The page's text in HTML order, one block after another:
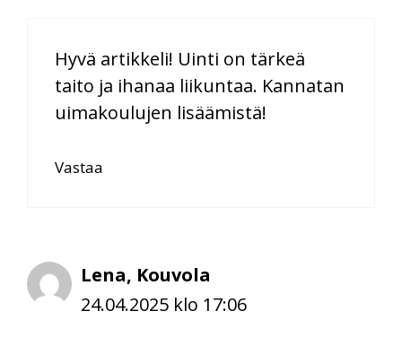
Hyvä artikkeli! Uinti on tärkeä
taito ja ihanaa liikuntaa. Kannatan
uimakoulujen lisäämistä!
Vastaa
Lena, Kouvola
24.04.2025 klo 17:06